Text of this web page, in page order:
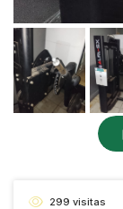
299 visitas